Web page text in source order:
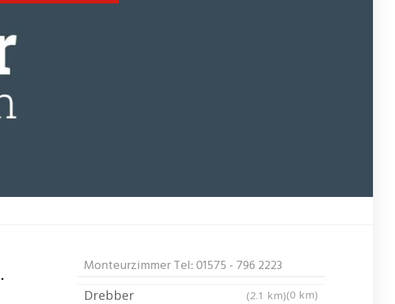
Monteurzimmer Tel: 01575 - 796 2223
(0 km)
Drebber
(2.1 km)